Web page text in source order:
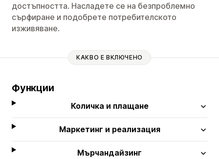
достъпността. Насладете се на безпроблемно
сърфиране и подобрете потребителското
изживяване.
КАКВО Е ВКЛЮЧЕНО
Функции
Количка и плащане
Маркетинг и реализация
Мърчандайзинг